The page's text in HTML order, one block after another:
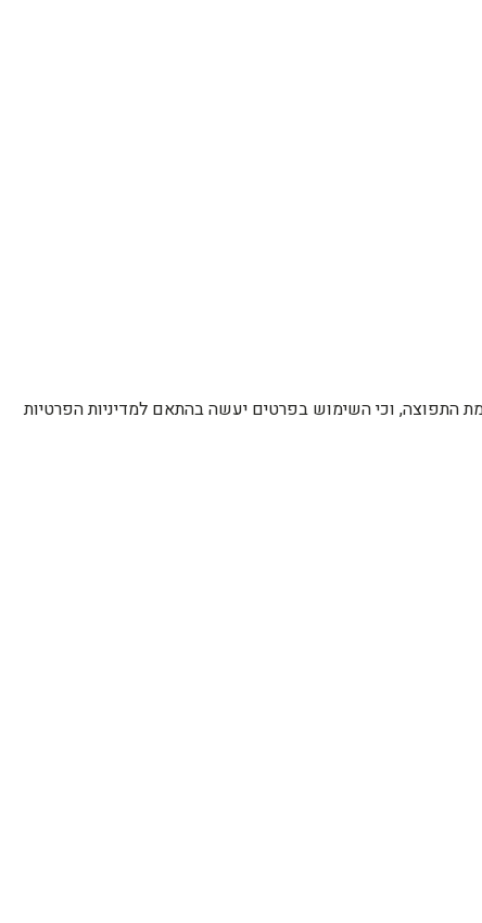
התפוצה, וכי השימוש בפרטים יעשה בהתאם למדיניות הפרטיות